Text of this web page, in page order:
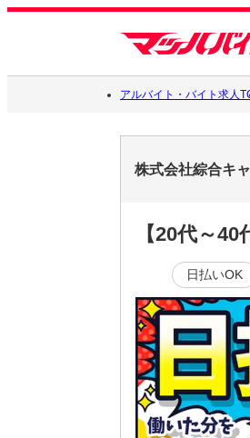
アルバイト・バイト求人
株式会社綜合キ
【20代～
日払いOK